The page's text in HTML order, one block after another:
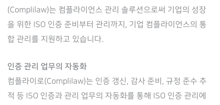
(Complilaw)는 컴플라이언스 관리 솔루션으로써 기업의 성장
을 위한 ISO 인증 준비부터 관리까지, 기업 컴플라이언스의 통
합 관리를 지원하고 있습니다.
인증 관리 업무의 자동화
컴플라이로(Complilaw)는 인증 갱신, 감사 준비, 규정 준수 추
적 등 ISO 인증과 관리 업무의 자동화를 통해 ISO 인증 관리에